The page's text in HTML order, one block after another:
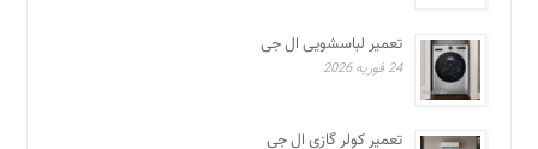
تعمیر لباسشویی ال جی
24 فوریه 2026
تعمیر کولر گازی ال جی